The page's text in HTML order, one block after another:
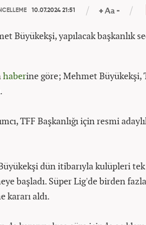
10.07.2024 21:51
Büyükekşi, yapılacak başkanlık
haberine göre; Mehmet Büyükekşi,
TFF Başkanlığı için resmi
dün itibarıyla kulüpleri
başladı. Süper Lig'de birden
kararı aldı.